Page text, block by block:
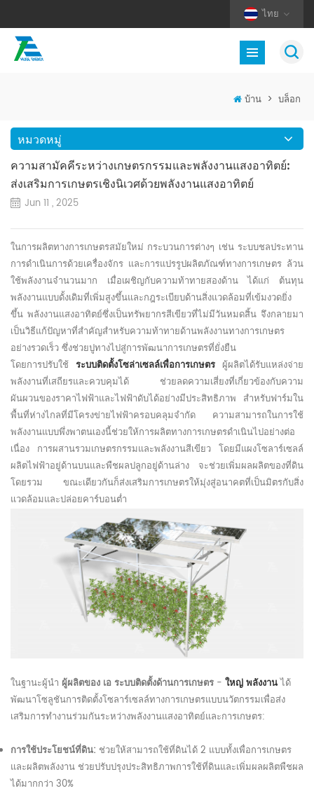
ไทย
บ้าน > บล็อก
หมวดหมู่
ความสามัคคีระหว่างเกษตรกรรมและพลังงานแสงอาทิตย์:
ส่งเสริมการเกษตรเชิงนิเวศด้วยพลังงานแสงอาทิตย์
Jun 11 , 2025
ในการผลิตทางการเกษตรสมัยใหม่ กระบวนการต่างๆ เช่น ระบบชลประทาน
การดำเนินการด้วยเครื่องจักร และการแปรรูปผลิตภัณฑ์ทางการเกษตร ล้วน
ใช้พลังงานจำนวนมาก เมื่อเผชิญกับความท้าทายสองด้าน ได้แก่ ต้นทุน
พลังงานแบบดั้งเดิมที่เพิ่มสูงขึ้นและกฎระเบียบด้านสิ่งแวดล้อมที่เข้มงวดยิ่ง
ขึ้น พลังงานแสงอาทิตย์ซึ่งเป็นทรัพยากรสีเขียวที่ไม่มีวันหมดสิ้น จึงกลายมา
เป็นวิธีแก้ปัญหาที่สำคัญสำหรับความท้าทายด้านพลังงานทางการเกษตร
อย่างรวดเร็ว ซึ่งช่วยปูทางไปสู่การพัฒนาการเกษตรที่ยั่งยืน
โดยการปรับใช้ ระบบติดตั้งโซล่าเซลล์เพื่อการเกษตร ผู้ผลิตได้รับแหล่งจ่าย
พลังงานที่เสถียรและควบคุมได้ ช่วยลดความเสี่ยงที่เกี่ยวข้องกับความ
ผันผวนของราคาไฟฟ้าและไฟฟ้าดับได้อย่างมีประสิทธิภาพ สำหรับฟาร์มใน
พื้นที่ห่างไกลที่มีโครงข่ายไฟฟ้าครอบคลุมจำกัด ความสามารถในการใช้
พลังงานแบบพึ่งพาตนเองนี้ช่วยให้การผลิตทางการเกษตรดำเนินไปอย่างต่อ
เนื่อง การผสานรวมเกษตรกรรมและพลังงานสีเขียว โดยมีแผงโซลาร์เซลล์
ผลิตไฟฟ้าอยู่ด้านบนและพืชผลปลูกอยู่ด้านล่าง จะช่วยเพิ่มผลผลิตของที่ดิน
โดยรวม ขณะเดียวกันก็ส่งเสริมการเกษตรให้มุ่งสู่อนาคตที่เป็นมิตรกับสิ่ง
แวดล้อมและปล่อยคาร์บอนต่ำ
ในฐานะผู้นำ ผู้ผลิตของ เอระบบติดตั้งด้านการเกษตร - ใหญ่พลังงานได้
พัฒนาโซลูชันการติดตั้งโซลาร์เซลล์ทางการเกษตรแบบนวัตกรรมเพื่อส่ง
เสริมการทำงานร่วมกันระหว่างพลังงานแสงอาทิตย์และการเกษตร:
การใช้ประโยชน์ที่ดิน: ช่วยให้สามารถใช้ที่ดินได้ 2 แบบทั้งเพื่อการเกษตร
และผลิตพลังงาน ช่วยปรับปรุงประสิทธิภาพการใช้ที่ดินและเพิ่มผลผลิตพืชผล
ได้มากกว่า 30%